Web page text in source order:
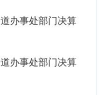
办事处部门决算
办事处部门决算